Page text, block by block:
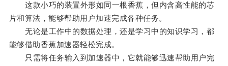
这款小巧的装置外形如同一根香蕉，但内含高性能的芯
片和算法，能够帮助用户加速完成各种任务。
无论是工作中的数据处理，还是学习中的知识学习，都
能够借助香蕉加速器轻松完成。
只需将任务输入到加速器中，它就能够迅速帮助用户完